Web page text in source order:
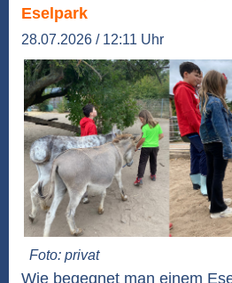
Eselpark
28.07.2026 / 12:11 Uhr
Foto: privat
Wie begegnet man einem